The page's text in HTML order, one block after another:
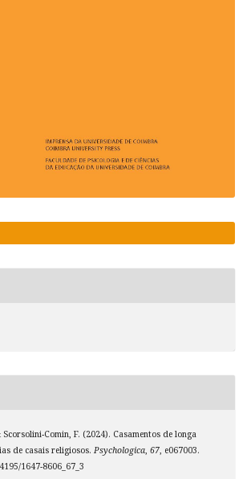
Comin, F. (2024). Casamentos de longa
de casais religiosos. Psychologica, 67, e067003.
1647-8606_67_3